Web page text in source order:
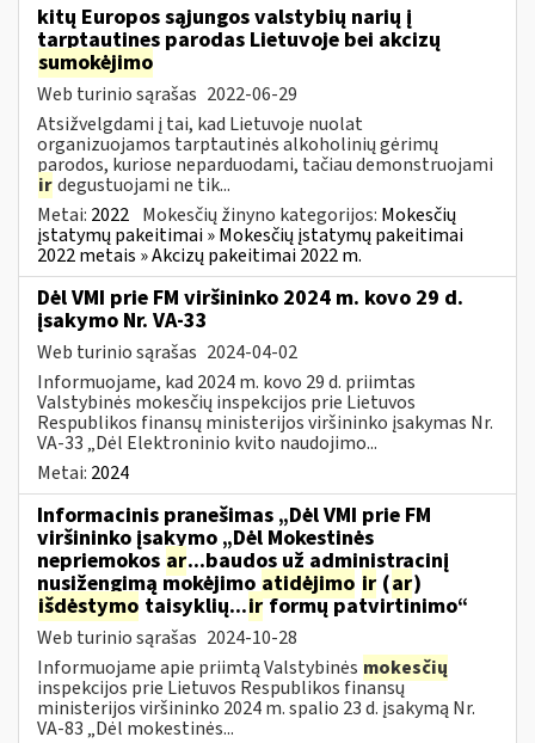
kitų Europos sąjungos valstybių narių į
tarptautines parodas Lietuvoje bei akcizų
sumokėjimo
Web turinio sąrašas 2022-06-29
Atsižvelgdami į tai, kad Lietuvoje nuolat
organizuojamos tarptautinės alkoholinių gėrimų
parodos, kuriose neparduodami, tačiau demonstruojami
irdegustuojami ne tik...
Metai: 2022 Mokesčių žinyno kategorijos: Mokesčių
įstatymų pakeitimai » Mokesčių įstatymų pakeitimai
2022 metais » Akcizų pakeitimai 2022 m.
Dėl VMI prie FM viršininko 2024 m. kovo 29 d.
įsakymo Nr. VA-33
Web turinio sąrašas 2024-04-02
Informuojame, kad 2024 m. kovo 29 d. priimtas
Valstybinės mokesčių inspekcijos prie Lietuvos
Respublikos finansų ministerijos viršininko įsakymas Nr.
VA-33 „Dėl Elektroninio kvito naudojimo...
Metai: 2024
Informacinis pranešimas „Dėl VMI prie FM
viršininko įsakymo „Dėl Mokestinės
nepriemokos ar...baudos už administracinį
nusižengimą mokėjimo atidėjimo ir (ar)
išdėstymo taisyklių...irformų patvirtinimo“
Web turinio sąrašas 2024-10-28
Informuojame apie priimtą Valstybinės mokesčių
inspekcijos prie Lietuvos Respublikos finansų
ministerijos viršininko 2024 m. spalio 23 d. įsakymą Nr.
VA-83 „Dėl mokestinės...